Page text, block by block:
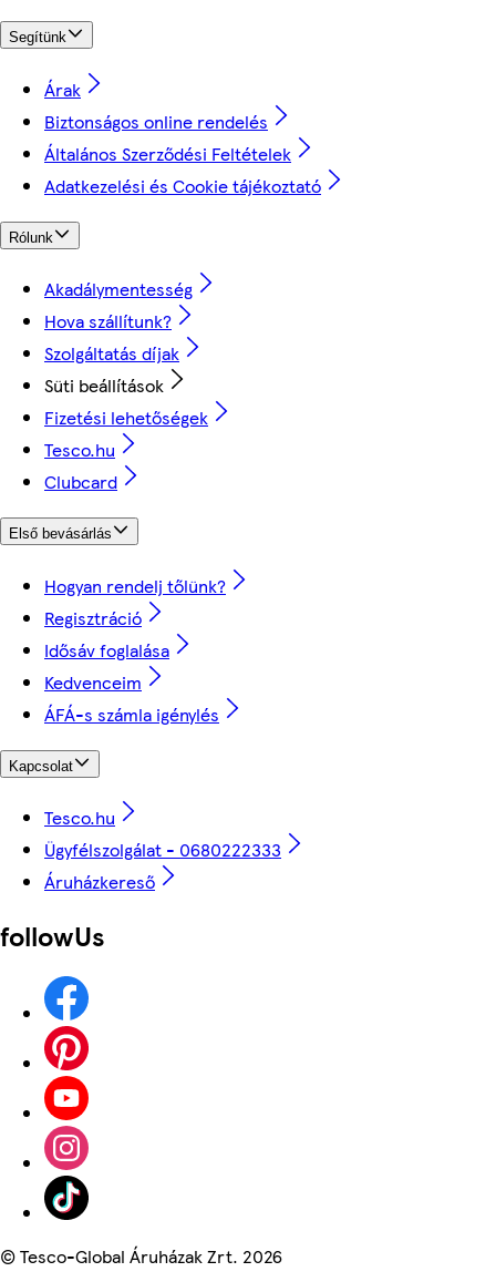
Segítünk
Árak
Biztonságos online rendelés
Általános Szerződési Feltételek
Adatkezelési és Cookie tájékoztató
Rólunk
Akadálymentesség
Hova szállítunk?
Szolgáltatás díjak
Süti beállítások
Fizetési lehetőségek
Tesco.hu
Clubcard
Első bevásárlás
Hogyan rendelj tőlünk?
Regisztráció
Idősáv foglalása
Kedvenceim
ÁFÁ-s számla igénylés
Kapcsolat
Tesco.hu
Ügyfélszolgálat - 0680222333
Áruházkereső
followUs
©Tesco-Global Áruházak Zrt. 2026